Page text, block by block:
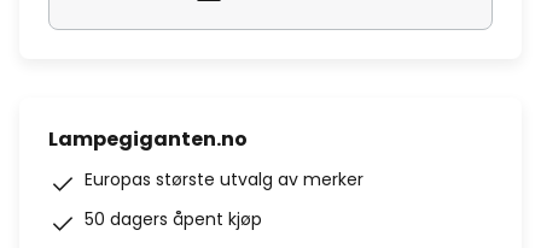
Lampegiganten.no
Europas største utvalg av merker
50 dagers åpent kjøp